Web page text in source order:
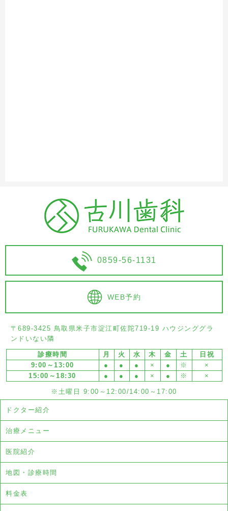
0859-56-1131
WEB予約
〒689-3425 鳥取県米子市淀江町佐陀719-19 ハウジンググラ
ンドいない隣
診療時間 月 火 水 木 金 土
日祝
9:00～13:00
● ● ● × ● ※
×
15:00～18:30
● ● ● × ● ※ ×
※土曜日 9:00～12:00/14:00～17:00
ドクター紹介
治療メニュー
医院紹介
地図・診療時間
料金表